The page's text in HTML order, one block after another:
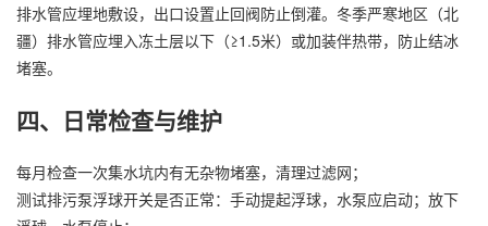
排水管应埋地敷设，出口设置止回阀防止倒灌。冬季严寒地区（北
疆）排水管应埋入冻土层以下（≥1.5米）或加装伴热带，防止结冰
堵塞。
四、日常检查与维护
每月检查一次集水坑内有无杂物堵塞，清理过滤网；
测试排污泵浮球开关是否正常：手动提起浮球，水泵应启动；放下